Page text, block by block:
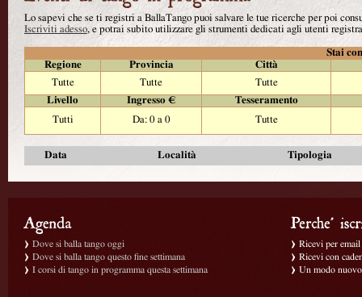
Lo sapevi che se ti registri a BallaTango puoi salvare le tue ricerche per poi
Iscriviti adesso, e potrai subito utilizzare gli strumenti dedicati agli utenti
Stai
Regione
Provincia
Città
Tutte
Tutte
Tutte
Livello
Ingresso €
Tesseramento
Tutti
Da: 0 a 0 Tutte
Data Località Tipologia
Dove si balla tango oggi
Dove si balla tango questo fine settimana
I corsi di tango in programma questa settimana
Ricevi per
Ricevi con
Un modo